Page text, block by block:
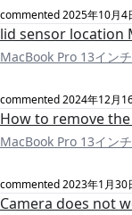
commented2025年10月4
lid sensor location
MacBook Pro 13イン
commented2024年12月
How to remove
MacBook Pro 13イン
commented2023年1月30
Camera does not